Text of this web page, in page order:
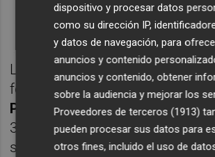
La salida a bolsa del fabricante
ferroviarios de Thurgau fue la
Pública Inicial (OPI) europea-
3.756 millones de euros al
su debut llegó a dispararse a
dispositivo y procesar datos
como su dirección IP,
y datos de navegación, para
anuncios y contenido
anuncios y contenido, obtener
sobre la audiencia y mejorar los
Proveedores de terceros (1913)
pueden procesar sus datos para
otros fines, incluido el uso de